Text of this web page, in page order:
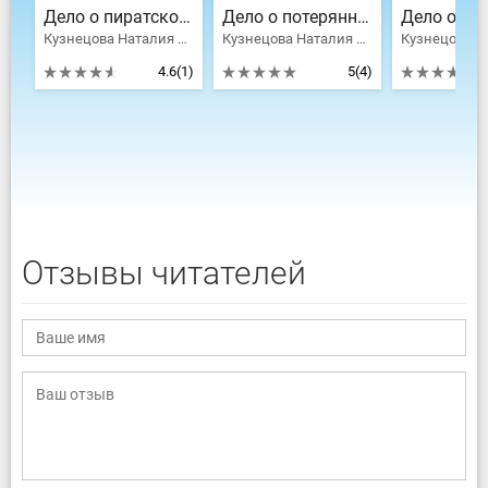
Дело о пиратском сундуке
Кузнецова Наталия Александровна
4.6(1)
Дело о потерянном ключике
Кузнецова Наталия Александровна
5(4)
Отзывы читателей